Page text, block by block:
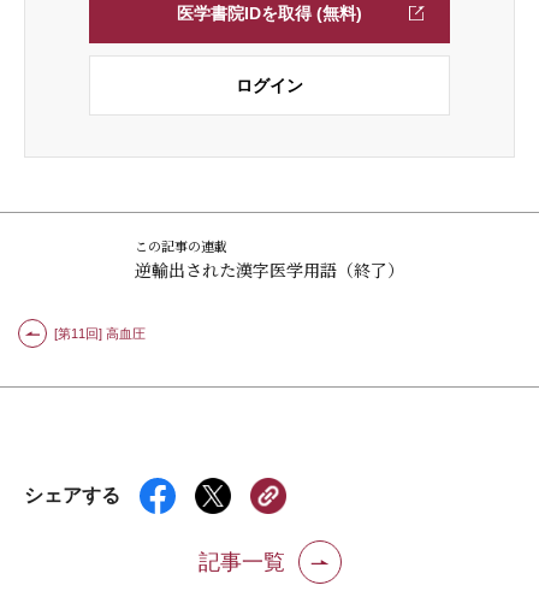
医学書院IDを取得 (無料)
ログイン
この記事の連載
逆輸出された漢字医学用語（終了）
[第11回] 高血圧
シェアする
記事一覧